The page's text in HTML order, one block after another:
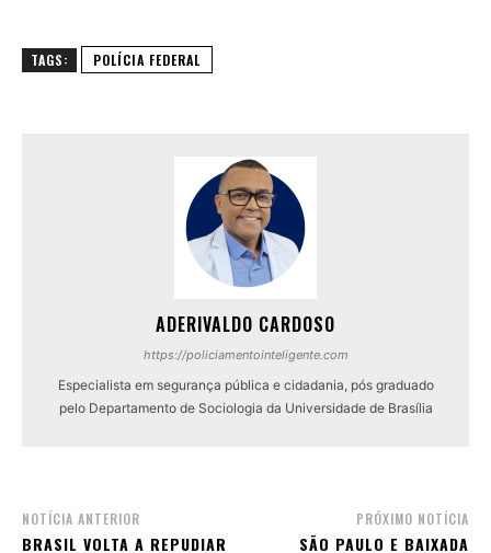
TAGS: POLÍCIA FEDERAL
ADERIVALDO CARDOSO
https://policiamentointeligente.com
Especialista em segurança pública e cidadania, pós graduado
pelo Departamento de Sociologia da Universidade de Brasília
NOTÍCIA ANTERIOR
BRASIL VOLTA A REPUDIAR
PRÓXIMO NOTÍCIA
SÃO PAULO E BAIXADA